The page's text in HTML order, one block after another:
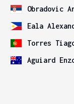
Obradovic
Eala
Torres
Aguiard